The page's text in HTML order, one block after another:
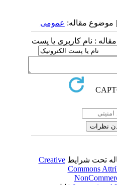
مقاله:عمومى
: نام کاربری یا پست
تحت شرایطCreative
Commons